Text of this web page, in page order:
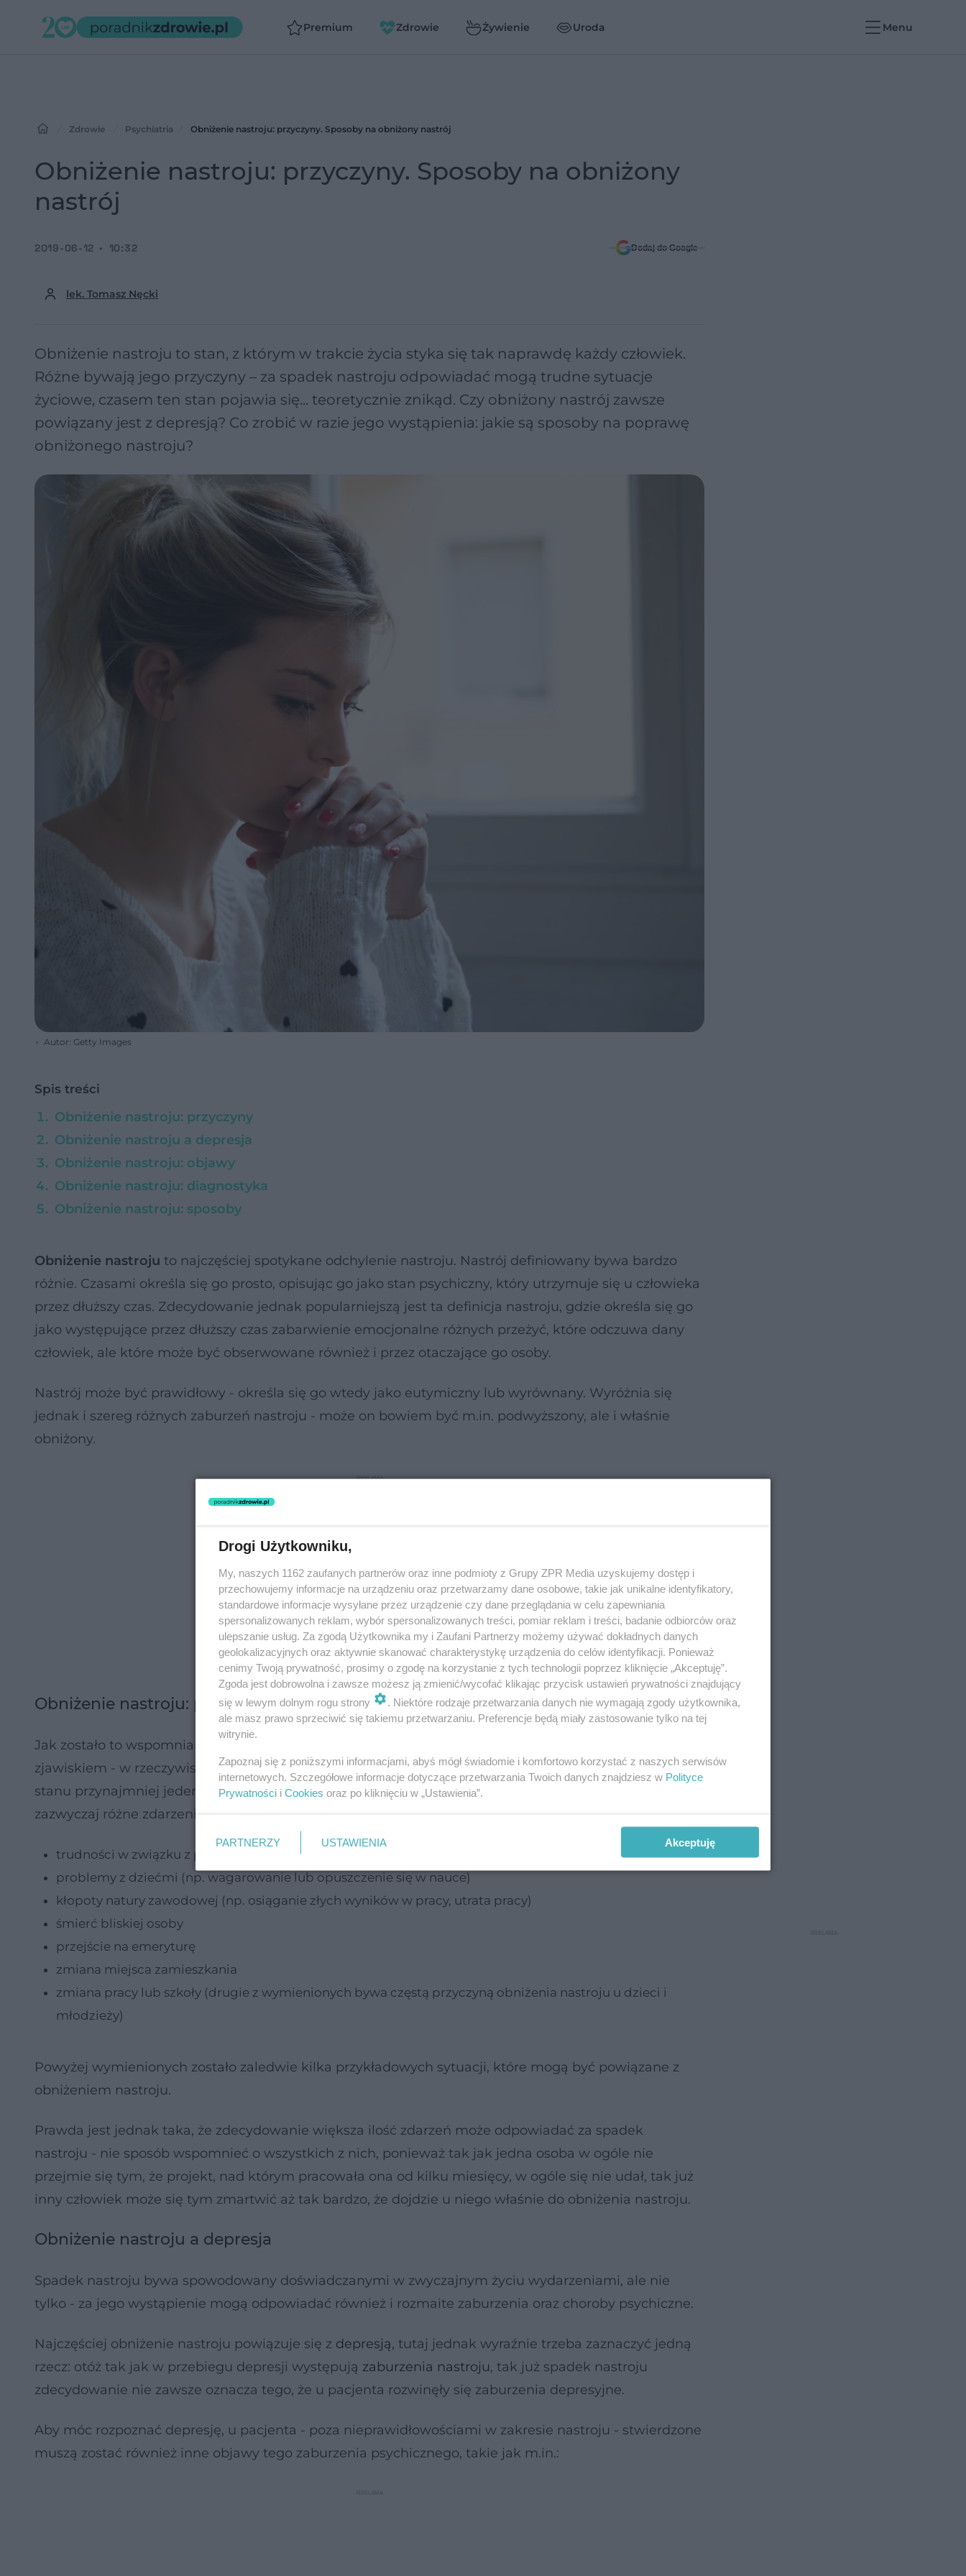
Premium Zdrowie Żywienie Uroda Menu
Zdrowie Psychiatria Obniżenie nastroju: przyczyny. Sposoby na obniżony nastrój
Obniżenie nastroju: przyczyny. Sposoby na obniżony
nastrój
lek. Tomasz Nęcki
2019-06-12 10:32 Dodaj do Google
Obniżenie nastroju to stan, z którym w trakcie życia styka się tak naprawdę każdy człowiek.
Różne bywają jego przyczyny – za spadek nastroju odpowiadać mogą trudne sytuacje
życiowe, czasem ten stan pojawia się... teoretycznie znikąd. Czy obniżony nastrój zawsze
powiązany jest z depresją? Co zrobić w razie jego wystąpienia: jakie są sposoby na poprawę
obniżonego nastroju?
Autor: Getty Images
Spis treści
Obniżenie nastroju: przyczyny
Obniżenie nastroju a depresja
Obniżenie nastroju: objawy
Obniżenie nastroju: diagnostyka
Obniżenie nastroju: sposoby
Obniżenie nastroju to najczęściej spotykane odchylenie nastroju. Nastrój definiowany bywa bardzo
różnie. Czasami określa się go prosto, opisując go jako stan psychiczny, który utrzymuje się u człowieka
przez dłuższy czas. Zdecydowanie jednak popularniejszą jest ta definicja nastroju, gdzie określa się go
jako występujące przez dłuższy czas zabarwienie emocjonalne różnych przeżyć, które odczuwa dany
człowiek, ale które może być obserwowane również i przez otaczające go osoby.
Nastrój może być prawidłowy - określa się go wtedy jako eutymiczny lub wyrównany. Wyróżnia się
jednak i szereg różnych zaburzeń nastroju - może on bowiem być m.in. podwyższony, ale i właśnie
obniżony.
Obniżenie nastroju: przyczyny
Jak zostało to wspomniane już na samym wstępie, obniżenie nastroju nie jest jakimś rzadkim
zjawiskiem - w rzeczywistości najprawdopodobniej każdy człowiek w swoim życiu doświadcza tego
stanu przynajmniej jeden raz. Dzieje się tak z tego powodu, że przyczyny obniżonego nastroju to
zazwyczaj różne zdarzenia, którego spotkać mogą każdego z nas - jako ich przykłady można podać:
trudności w związku z partnerem (np. częste kłótnie z nim czy przyłapanie go na zdradzie lub rozstanie)
problemy z dziećmi (np. wagarowanie lub opuszczenie się w nauce)
kłopoty natury zawodowej (np. osiąganie złych wyników w pracy, utrata pracy)
śmierć bliskiej osoby
przejście na emeryturę
zmiana miejsca zamieszkania
zmiana pracy lub szkoły (drugie z wymienionych bywa częstą przyczyną obniżenia nastroju u dzieci i
młodzieży)
Powyżej wymienionych zostało zaledwie kilka przykładowych sytuacji, które mogą być powiązane z
obniżeniem nastroju.
Prawda jest jednak taka, że zdecydowanie większa ilość zdarzeń może odpowiadać za spadek
nastroju - nie sposób wspomnieć o wszystkich z nich, ponieważ tak jak jedna osoba w ogóle nie
przejmie się tym, że projekt, nad którym pracowała ona od kilku miesięcy, w ogóle się nie udał, tak już
inny człowiek może się tym zmartwić aż tak bardzo, że dojdzie u niego właśnie do obniżenia nastroju.
Obniżenie nastroju a depresja
Spadek nastroju bywa spowodowany doświadczanymi w zwyczajnym życiu wydarzeniami, ale nie
tylko - za jego wystąpienie mogą odpowiadać również i rozmaite zaburzenia oraz choroby psychiczne.
Najczęściej obniżenie nastroju powiązuje się z depresją, tutaj jednak wyraźnie trzeba zaznaczyć jedną
rzecz: otóż tak jak w przebiegu depresji występują zaburzenia nastroju, tak już spadek nastroju
zdecydowanie nie zawsze oznacza tego, że u pacjenta rozwinęły się zaburzenia depresyjne.
Aby móc rozpoznać depresję, u pacjenta - poza nieprawidłowościami w zakresie nastroju - stwierdzone
muszą zostać również inne objawy tego zaburzenia psychicznego, takie jak m.in.:
Drogi Użytkowniku,
My, naszych 1162 zaufanych partnerów oraz inne podmioty z Grupy ZPR Media uzyskujemy dostęp i
przechowujemy informacje na urządzeniu oraz przetwarzamy dane osobowe, takie jak unikalne identyfikatory,
standardowe informacje wysyłane przez urządzenie czy dane przeglądania w celu zapewniania
spersonalizowanych reklam, wybór spersonalizowanych treści, pomiar reklam i treści, badanie odbiorców oraz
ulepszanie usług. Za zgodą Użytkownika my i Zaufani Partnerzy możemy używać dokładnych danych
geolokalizacyjnych oraz aktywnie skanować charakterystykę urządzenia do celów identyfikacji. Ponieważ
cenimy Twoją prywatność, prosimy o zgodę na korzystanie z tych technologii poprzez kliknięcie „Akceptuję”.
Zgoda jest dobrowolna i zawsze możesz ją zmienić/wycofać klikając przycisk ustawień prywatności znajdujący
się w lewym dolnym rogu strony
. Niektóre rodzaje przetwarzania danych nie wymagają zgody użytkownika,
ale masz prawo sprzeciwić się takiemu przetwarzaniu. Preferencje będą miały zastosowanie tylko na tej
witrynie.
Zapoznaj się z poniższymi informacjami, abyś mógł świadomie i komfortowo korzystać z naszych serwisów
internetowych. Szczegółowe informacje dotyczące przetwarzania Twoich danych znajdziesz w Polityce
Prywatności i Cookies oraz po kliknięciu w „Ustawienia”.
PARTNERZY USTAWIENIA Akceptuję